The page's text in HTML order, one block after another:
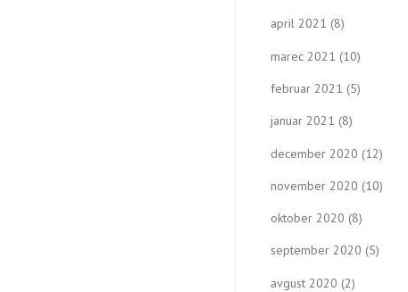
april 2021 (8)
marec 2021 (10)
februar 2021 (5)
januar 2021 (8)
december 2020 (12)
november 2020 (10)
oktober 2020 (8)
september 2020 (5)
avgust 2020 (2)